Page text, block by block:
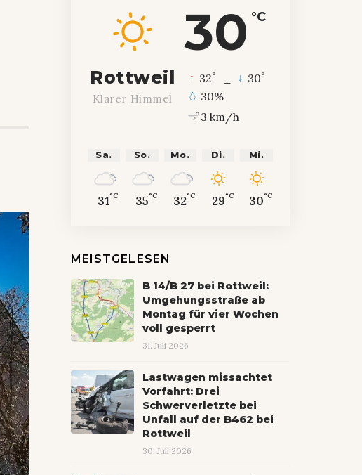
30 °C
Rottweil
Klarer Himmel
32° 30°
30%
3 km/h
Sa.
31°C
So.
35°C
Mo.
32°C
Di.
29°C
Mi.
30°C
MEISTGELESEN
B 14/B 27 bei Rottweil:
Umgehungsstraße ab
Montag für vier Wochen
voll gesperrt
31. Juli 2026
Lastwagen missachtet
Vorfahrt: Drei
Schwerverletzte bei
Unfall auf der B462 bei
Rottweil
30. Juli 2026